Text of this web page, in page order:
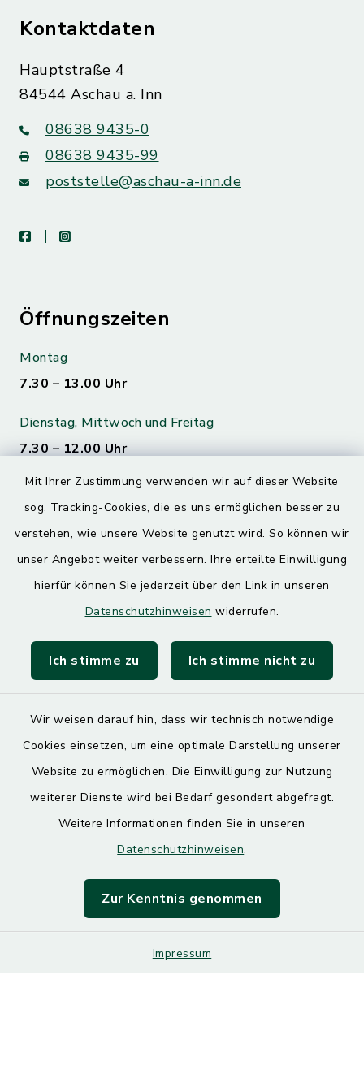
Mit Ihrer Zustimmung verwenden wir auf dieser Website
sog. Tracking-Cookies, die es uns ermöglichen besser zu
verstehen, wie unsere Website genutzt wird. So können wir
unser Angebot weiter verbessern. Ihre erteilte Einwilligung
hierfür können Sie jederzeit über den Link in unseren
Datenschutzhinweisen widerrufen.
Ich stimme zu Ich stimme nicht zu
Wir weisen darauf hin, dass wir technisch notwendige
Cookies einsetzen, um eine optimale Darstellung unserer
Website zu ermöglichen. Die Einwilligung zur Nutzung
weiterer Dienste wird bei Bedarf gesondert abgefragt.
Weitere Informationen finden Sie in unseren
Datenschutzhinweisen.
Zur Kenntnis genommen
Impressum
Kontaktdaten
Hauptstraße 4
84544 Aschau a. Inn
08638 9435-0
08638 9435-99
poststelle@aschau-a-inn.de
facebookinstagram
Öffnungszeiten
Montag
7.30 – 13.00 Uhr
Dienstag, Mittwoch und Freitag
7.30 – 12.00 Uhr
Donnerstag
7.30 – 12.00 Uhr
13.00 – 17.30 Uhr
Quicklinks
SoNNe e. V.
Barrierefreiheit
Impressum
Sitemap